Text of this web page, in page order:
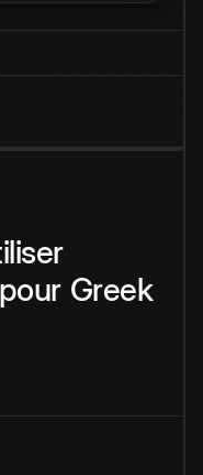
pour Greek